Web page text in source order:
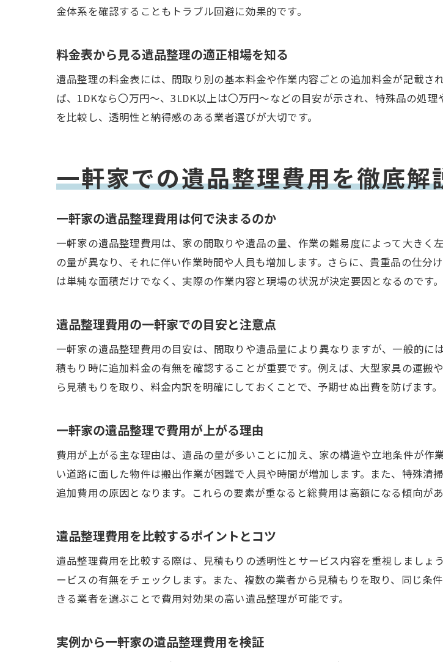
遺品整理費用が相続税計
遺品整理費用の分担でトラブ
トラブル回避のための遺品
マンションと一軒家で異なる
遺品整理費用はマンショ
マンションの遺品整理費用
遺品整理費用の違いに関
遺品整理費用を抑える間
実際にかかった遺品整理費用の
遺品整理費用100万円にな
遺品整理費用で後悔しな
遺品整理費用の見積もり比
金体系を確認することもトラブル回避に効果的です。
料金表から見る遺品整理の適正相場を知る
遺品整理の料金表には、間取り別の基本料金や作業内容ごとの追加料金が記載
ば、1DKなら〇万円～、3LDK以上は〇万円～などの目安が示され、特殊品の処
を比較し、透明性と納得感のある業者選びが大切です。
一軒家での遺品整理費用を徹底解
一軒家の遺品整理費用は何で決まるのか
一軒家の遺品整理費用は、家の間取りや遺品の量、作業の難易度によって大きく
の量が異なり、それに伴い作業時間や人員も増加します。さらに、貴重品の仕分
は単純な面積だけでなく、実際の作業内容と現場の状況が決定要因となるのです。
遺品整理費用の一軒家での目安と注意点
一軒家の遺品整理費用の目安は、間取りや遺品量により異なりますが、一般的
積もり時に追加料金の有無を確認することが重要です。例えば、大型家具の運
ら見積もりを取り、料金内訳を明確にしておくことで、予期せぬ出費を防げます。
一軒家の遺品整理で費用が上がる理由
費用が上がる主な理由は、遺品の量が多いことに加え、家の構造や立地条件が
い道路に面した物件は搬出作業が困難で人員や時間が増加します。また、特殊
追加費用の原因となります。これらの要素が重なると総費用は高額になる傾向があ
遺品整理費用を比較するポイントとコツ
遺品整理費用を比較する際は、見積もりの透明性とサービス内容を重視しまし
ービスの有無をチェックします。また、複数の業者から見積もりを取り、同じ
きる業者を選ぶことで費用対効果の高い遺品整理が可能です。
実例から一軒家の遺品整理費用を検証